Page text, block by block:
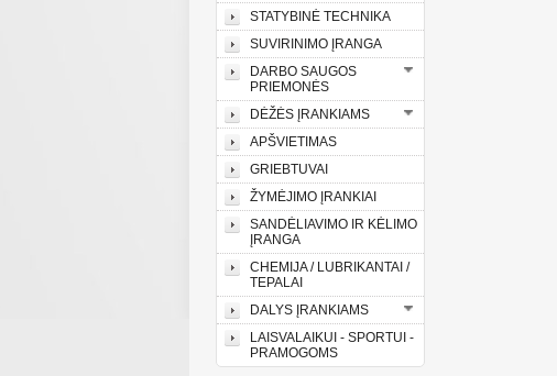
STATYBINĖ TECHNIKA
SUVIRINIMO ĮRANGA
DARBO SAUGOS
PRIEMONĖS
DĖŽĖS ĮRANKIAMS
APŠVIETIMAS
GRIEBTUVAI
ŽYMĖJIMO ĮRANKIAI
SANDĖLIAVIMO IR KĖLIMO
ĮRANGA
CHEMIJA / LUBRIKANTAI /
TEPALAI
DALYS ĮRANKIAMS
LAISVALAIKUI - SPORTUI -
PRAMOGOMS